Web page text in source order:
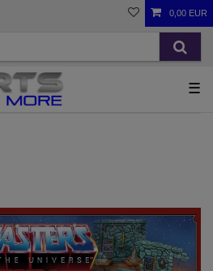
0,00 EUR
☰